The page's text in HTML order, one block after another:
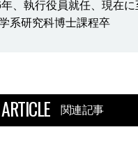
、執行役員就任、現在
系研究科博士課程卒
関連記事